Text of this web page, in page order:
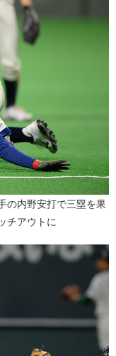
の内野安打で三塁を果
チアウトに